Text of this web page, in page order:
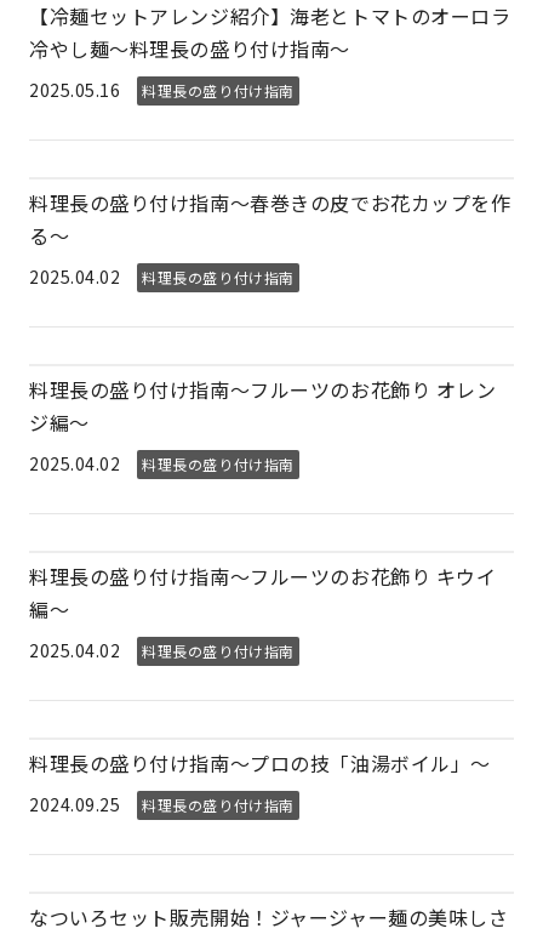
【冷麺セットアレンジ紹介】海老とトマトのオーロラ
冷やし麺～料理長の盛り付け指南～
2025.05.16 料理長の盛り付け指南
料理長の盛り付け指南～春巻きの皮でお花カップを作
る～
2025.04.02 料理長の盛り付け指南
料理長の盛り付け指南～フルーツのお花飾り オレン
ジ編～
2025.04.02 料理長の盛り付け指南
料理長の盛り付け指南～フルーツのお花飾り キウイ
編～
2025.04.02 料理長の盛り付け指南
料理長の盛り付け指南～プロの技「油湯ボイル」～
2024.09.25 料理長の盛り付け指南
なついろセット販売開始！ジャージャー麺の美味しさ